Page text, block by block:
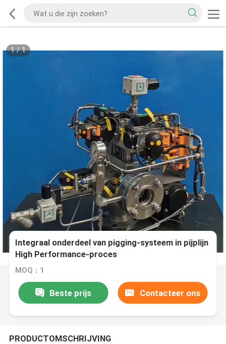
1/1
Integraal onderdeel van pigging-systeem in pijplijn
High Performance-proces
MOQ：1
Beste prijs Contacteer ons
PRODUCTOMSCHRIJVING